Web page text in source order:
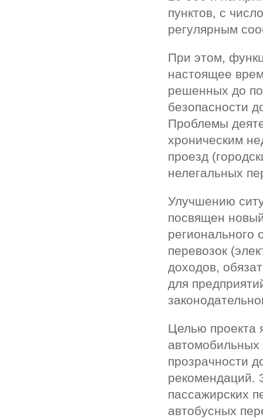
пунктов, с
регулярным
При этом,
настоящее
решенных до
безопасности
Проблемы
хроническим
проезд
нелегальных
Улучшению
посвящен
регионального
перевозок
доходов,
для
Целью проекта
автомобильных
прозрачности
рекомендаций.
пассажирских
автобусных